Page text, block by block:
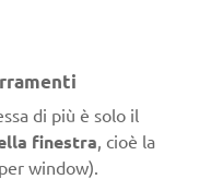
di più è solo il
finestra, cioè la
window).